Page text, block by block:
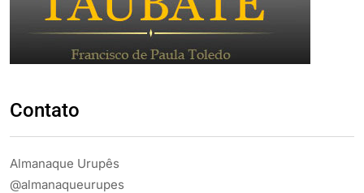
Contato
Almanaque Urupês
@almanaqueurupes